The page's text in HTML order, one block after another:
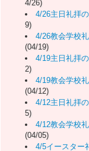
4/26)
4/26主日礼拝
9)
4/26教会学校
(04/19)
4/19主日礼拝
2)
4/19教会学校
(04/12)
4/12主日礼拝
5)
4/12教会学校
(04/05)
4/5イースター